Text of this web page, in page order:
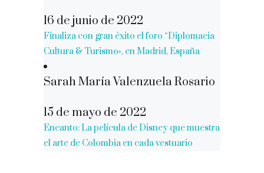
16 de junio de 2022
Finaliza con gran éxito el foro “Diplomacia
Cultura & Turismo», en Madrid, España
Sarah María Valenzuela Rosario
15 de mayo de 2022
Encanto: La película de Disney que muestra
el arte de Colombia en cada vestuario